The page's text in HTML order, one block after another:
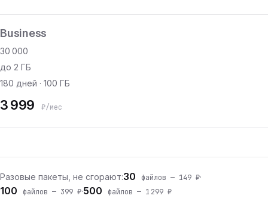
Business
30 000
до 2 ГБ
180 дней · 100 ГБ
3 999 ₽/мес
Разовые пакеты, не сгорают:30 файлов — 149 ₽·
100 файлов — 399 ₽·500 файлов — 1 299 ₽